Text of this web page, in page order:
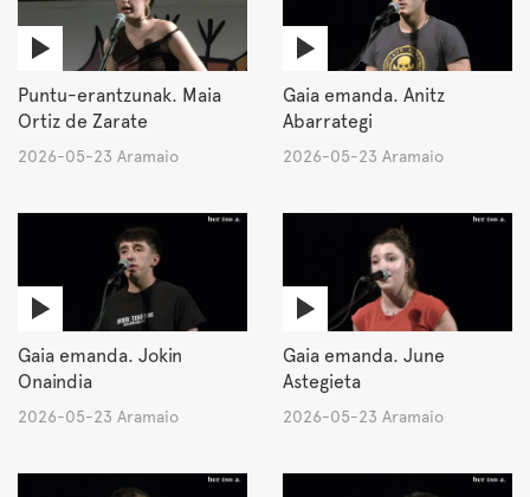
Puntu-erantzunak. Maia
Ortiz de Zarate
2026-05-23 Aramaio
Gaia emanda. Anitz
Abarrategi
2026-05-23 Aramaio
Gaia emanda. Jokin
Onaindia
2026-05-23 Aramaio
Gaia emanda. June
Astegieta
2026-05-23 Aramaio